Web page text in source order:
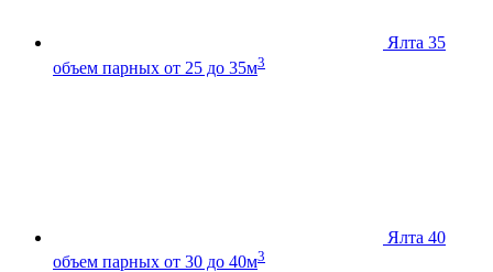
Ялта 35
объем парных от 25 до 35м3
Ялта 40
объем парных от 30 до 40м3